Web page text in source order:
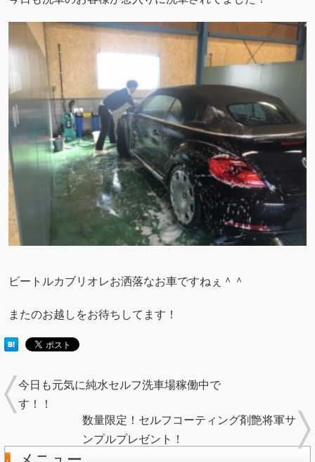
ビートルカブリオレお洒落なお車ですねぇ＾＾
またのお越しをお待ちしてます！
今日も元気に純水セルフ洗車場稼働中で
す！！
数量限定！セルフコーティング剤艶将軍サ
ンプルプレゼント！